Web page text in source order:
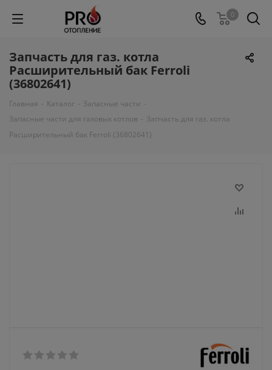
0
Запчасть для газ. котла
Расширительный бак Ferroli
(36802641)
Главная - Каталог - Запасные части -
Запасные части для газовых котлов - Запчасть для газ. котла
Расширительный бак Ferroli (36802641)